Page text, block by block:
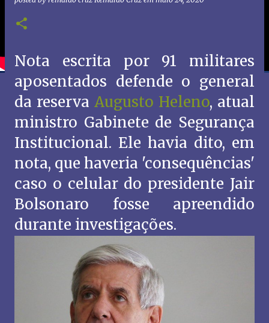
Nota escrita por 91 militares
aposentados defende o general
da reserva Augusto Heleno, atual
ministro Gabinete de Segurança
Institucional. Ele havia dito, em
nota, que haveria 'consequências'
caso o celular do presidente Jair
Bolsonaro fosse apreendido
durante investigações.